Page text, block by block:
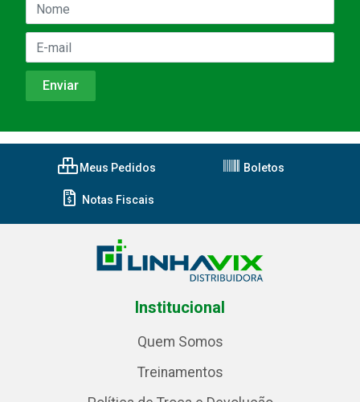
Meus Pedidos Boletos
Notas Fiscais
Institucional
Quem Somos
Treinamentos